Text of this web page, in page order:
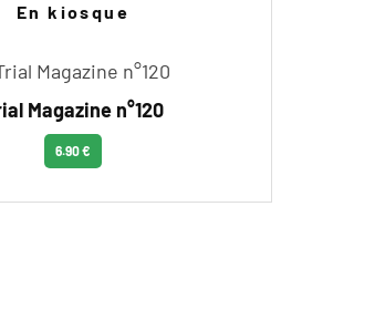
En kiosque
Magazine n°120
6.90 €